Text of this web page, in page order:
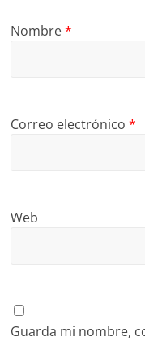
Nombre*
Correo electrónico*
Web
Guarda mi nombre,